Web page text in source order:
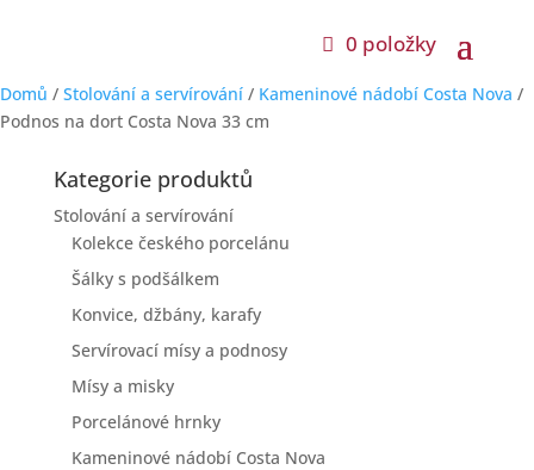
0 položky
Domů / Stolování a servírování / Kameninové nádobí Costa Nova /
Podnos na dort Costa Nova 33 cm
Kategorie produktů
Stolování a servírování
Kolekce českého porcelánu
Šálky s podšálkem
Konvice, džbány, karafy
Servírovací mísy a podnosy
Mísy a misky
Porcelánové hrnky
Kameninové nádobí Costa Nova